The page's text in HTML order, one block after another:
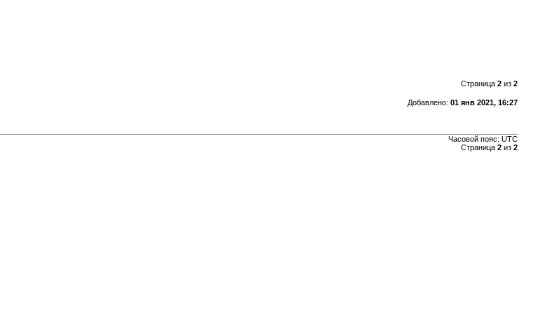
Страница 2из 2
Добавлено: 01 янв 2021, 16:27
Часовой пояс: UTC
Страница 2из 2